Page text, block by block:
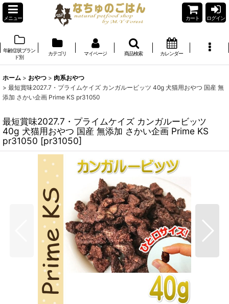
メニュー カート ログイン
年齢症状ブラン
ド別
カテゴリ マイページ 商品検索 カレンダー
ホーム > おやつ > 肉系おやつ
> 最短賞味2027.7・プライムケイズ カンガルービッツ 40g 犬猫用おやつ 国産 無
添加 さかい企画 Prime KS pr31050
最短賞味2027.7・プライムケイズ カンガルービッツ
40g 犬猫用おやつ 国産 無添加 さかい企画 Prime KS
pr31050 [pr31050]